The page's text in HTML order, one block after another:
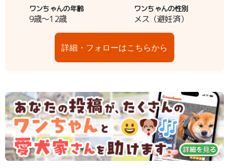
ワンちゃんの年齢
9歳～12歳
ワンちゃんの性別
メス（避妊済）
詳細・フォローはこちらから